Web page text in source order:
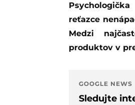
Psychologička Eloise Skinnerová opísala päť metód, ktorými nás obchodné
reťazce
Medzi
produktov v
GOOGLE NEWS
Sledujte